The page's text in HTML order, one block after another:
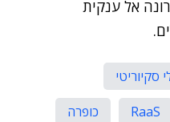
אל ענקית
סקיוריטי
RaaS
כופרה